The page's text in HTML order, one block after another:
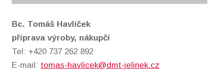
Bc. Tomáš Havlíček
příprava výroby, nákupčí
Tel: +420 737 262 892
E-mail: tomas-havlicek@dmt-jelinek.cz